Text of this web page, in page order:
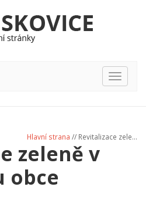
Hlavní
nabídka
Hlavní strana // Revitalizace zele...
zeleně v
obce